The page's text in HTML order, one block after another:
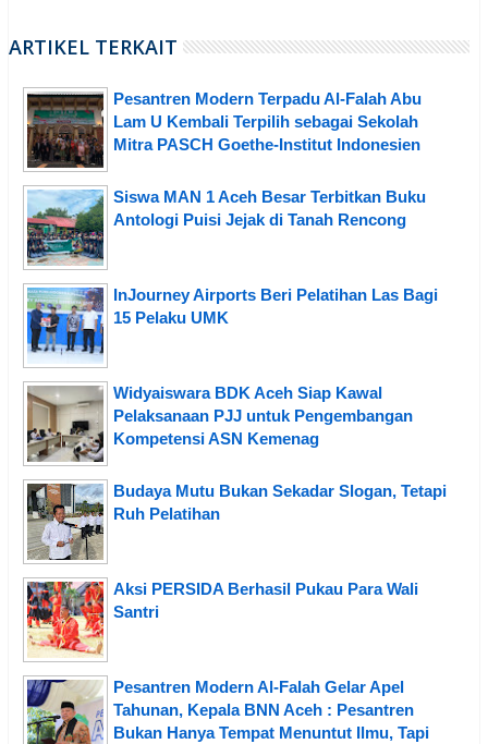
ARTIKEL TERKAIT
Pesantren Modern Terpadu Al-Falah Abu
Lam U Kembali Terpilih sebagai Sekolah
Mitra PASCH Goethe-Institut Indonesien
Siswa MAN 1 Aceh Besar Terbitkan Buku
Antologi Puisi Jejak di Tanah Rencong
InJourney Airports Beri Pelatihan Las Bagi
15 Pelaku UMK
Widyaiswara BDK Aceh Siap Kawal
Pelaksanaan PJJ untuk Pengembangan
Kompetensi ASN Kemenag
Budaya Mutu Bukan Sekadar Slogan, Tetapi
Ruh Pelatihan
Aksi PERSIDA Berhasil Pukau Para Wali
Santri
Pesantren Modern Al-Falah Gelar Apel
Tahunan, Kepala BNN Aceh : Pesantren
Bukan Hanya Tempat Menuntut Ilmu, Tapi